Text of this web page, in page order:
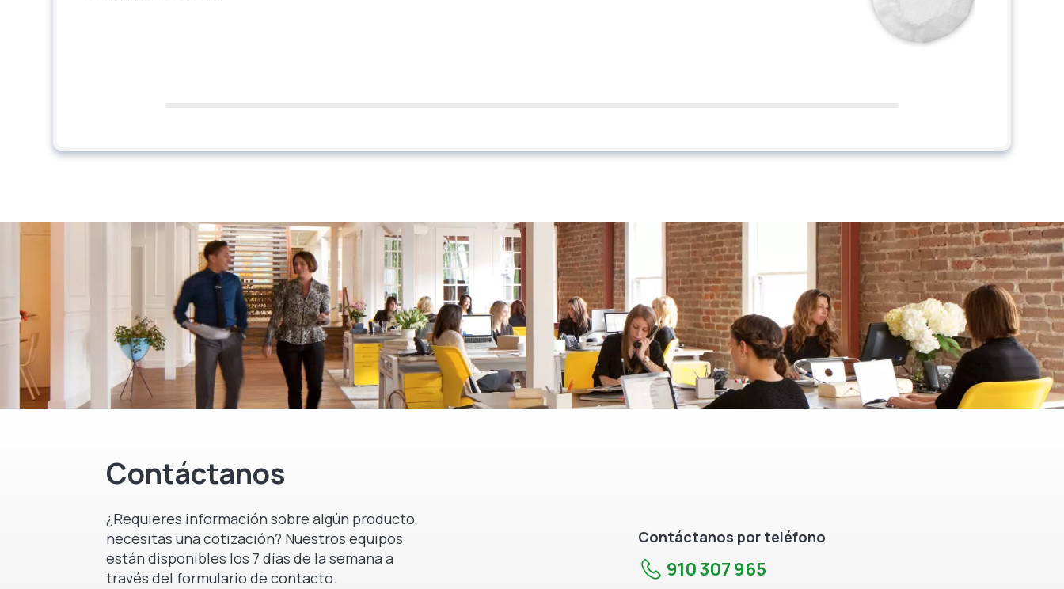
Contáctanos
¿Requieres información sobre algún producto,
necesitas una cotización? Nuestros equipos
están disponibles los 7 días de la semana a
través del formulario de contacto.
Contáctanos por teléfono
910 307 965